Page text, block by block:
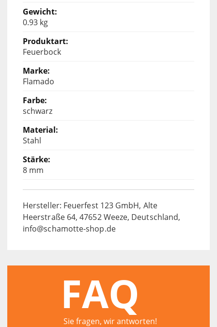
0.93 kg
Feuerbock
Flamado
schwarz
Stahl
8 mm
Hersteller: Feuerfest 123 GmbH, Alte
Heerstraße 64, 47652 Weeze, Deutschland,
info@schamotte-shop.de
FAQ
Sie fragen, wir antworten!